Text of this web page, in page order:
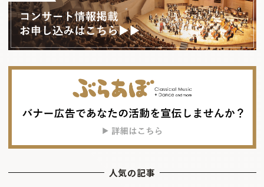
人気の記事